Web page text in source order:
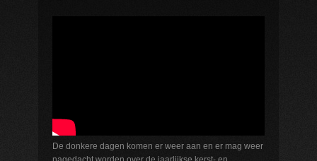
De donkere dagen komen er weer aan en er mag weer